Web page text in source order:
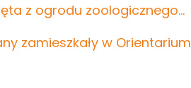
z ogrodu zoologicznego…
zamieszkały w Orientarium